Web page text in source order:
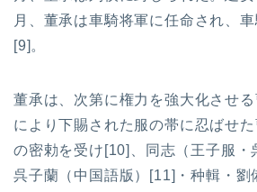
月、董承は車騎将軍に任命され、
[9]。
董承は、次第に権力を強大化させ
により下賜された服の帯に忍ばせ
の密勅を受け[10]、同志（王子服・
呉子蘭（中国語版）[11]・种輯・劉